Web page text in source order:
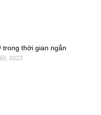
trong thời gian ngắn
2023